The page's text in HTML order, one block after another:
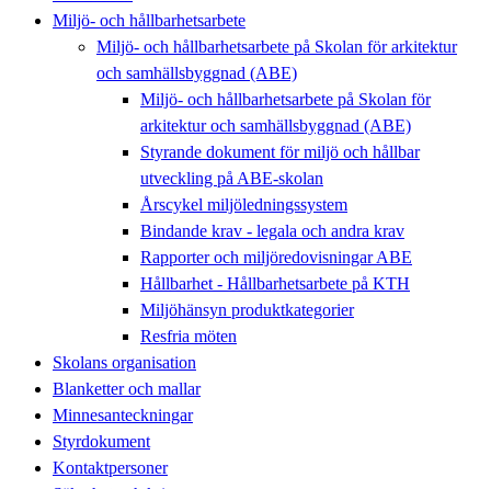
Miljö- och hållbarhetsarbete
Miljö- och hållbarhetsarbete på Skolan för arkitektur
och samhällsbyggnad (ABE)
Miljö- och hållbarhetsarbete på Skolan för
arkitektur och samhällsbyggnad (ABE)
Styrande dokument för miljö och hållbar
utveckling på ABE-skolan
Årscykel miljöledningssystem
Bindande krav - legala och andra krav
Rapporter och miljöredovisningar ABE
Hållbarhet - Hållbarhetsarbete på KTH
Miljöhänsyn produktkategorier
Resfria möten
Skolans organisation
Blanketter och mallar
Minnesanteckningar
Styrdokument
Kontaktpersoner